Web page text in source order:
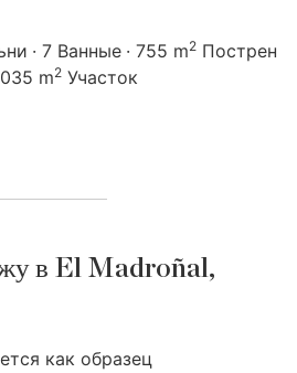
7 Ванные 755 m2 Пострен
m2 Участок
в El Madroñal,
как образец